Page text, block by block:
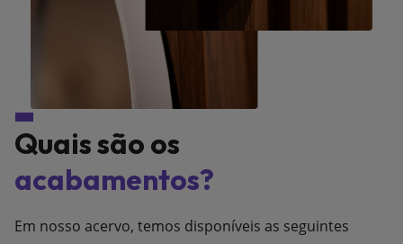
Quais são os
acabamentos?
Em nosso acervo, temos disponíveis as seguintes